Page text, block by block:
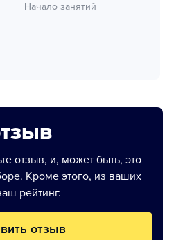
Начало занятий
отзыв, и, может быть, это
Кроме этого, из ваших
рейтинг.
отзыв